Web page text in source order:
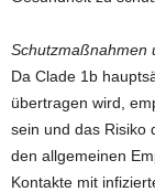
Schutzmaßnahmen
Da Clade 1b
übertragen wird,
sein und das Risiko
den allgemeinen
Kontakte mit